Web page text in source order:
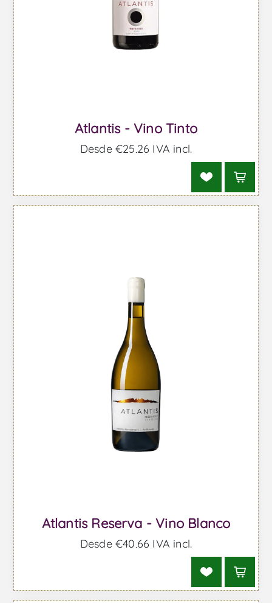
Atlantis - Vino Tinto
Desde €25,26 IVA incl.
Atlantis Reserva - Vino Blanco
Desde €40,66 IVA incl.